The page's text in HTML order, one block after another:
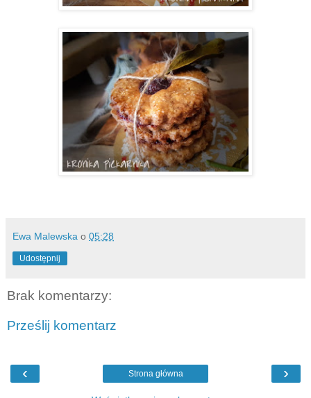
Ewa Malewska o 05:28
Udostępnij
Brak komentarzy:
Prześlij komentarz
‹ ›
Strona główna